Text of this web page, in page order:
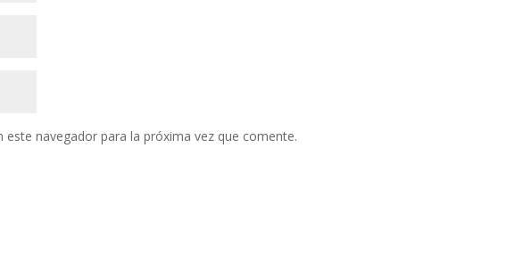
navegador para la próxima vez que comente.